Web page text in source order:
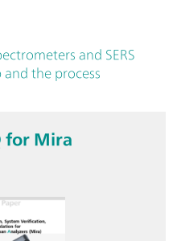
and SERS
and the process
for Mira